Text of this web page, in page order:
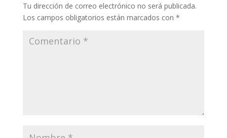
Tu dirección de correo electrónico no será publicada.
Los campos obligatorios están marcados con *